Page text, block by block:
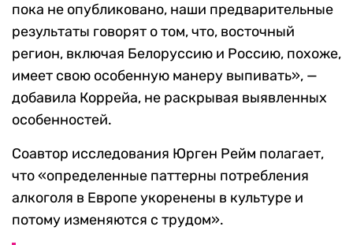
пока не опубликовано, наши предварительные
результаты говорят о том, что, восточный
регион, включая Белоруссию и Россию, похоже,
имеет свою особенную манеру выпивать», —
добавила Коррейа, не раскрывая выявленных
особенностей.
Соавтор исследования Юрген Рейм полагает,
что «определенные паттерны потребления
алкоголя в Европе укоренены в культуре и
потому изменяются с трудом».